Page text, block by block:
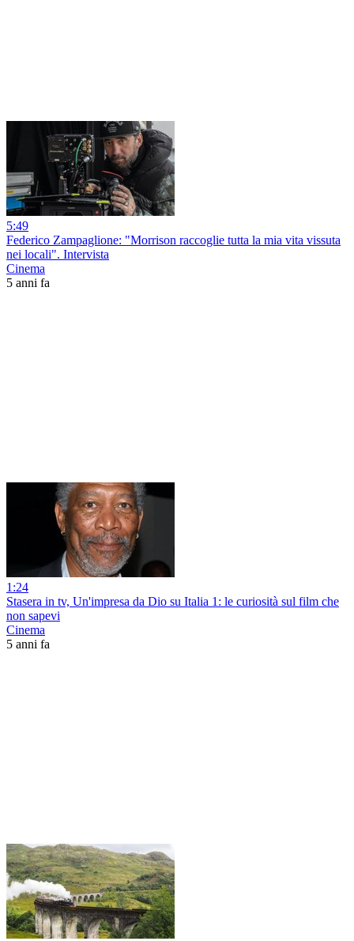
5:49
Federico Zampaglione: "Morrison raccoglie tutta la mia vita vissuta
nei locali". Intervista
Cinema
5 anni fa
1:24
Stasera in tv, Un'impresa da Dio su Italia 1: le curiosità sul film che
non sapevi
Cinema
5 anni fa